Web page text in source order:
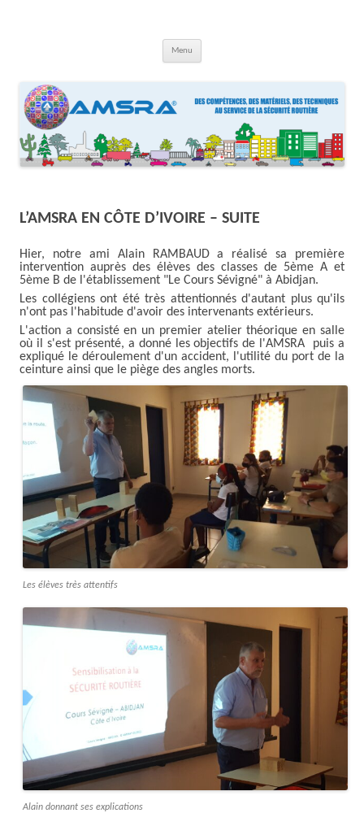
Menu
L’AMSRA EN CÔTE D’IVOIRE – SUITE
Hier, notre ami Alain RAMBAUD a réalisé sa première
intervention auprès des élèves des classes de 5ème A et
5ème B de l'établissement "Le Cours Sévigné" à Abidjan.
Les collégiens ont été très attentionnés d'autant plus qu'ils
n'ont pas l'habitude d'avoir des intervenants extérieurs.
L'action a consisté en un premier atelier théorique en salle
où il s'est présenté, a donné les objectifs de l'AMSRA puis a
expliqué le déroulement d'un accident, l'utilité du port de la
ceinture ainsi que le piège des angles morts.
Les élèves très attentifs
Alain donnant ses explications